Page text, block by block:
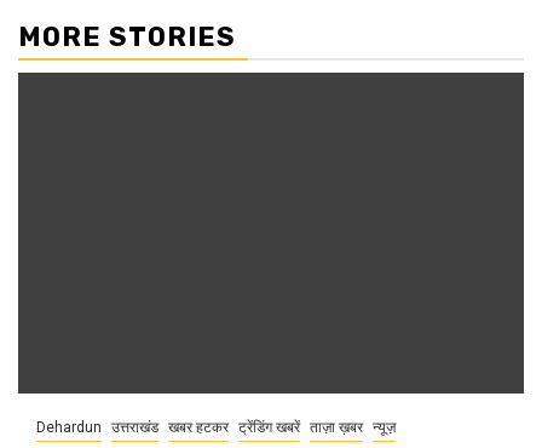
MORE STORIES
Dehardun उत्तराखंड खबर हटकर ट्रेंडिंग खबरें ताज़ा ख़बर न्यूज़